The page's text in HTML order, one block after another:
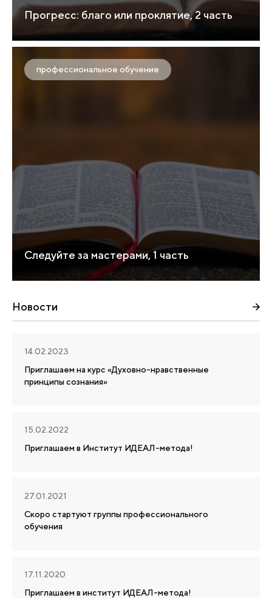
Прогресс: благо или проклятие, 2 часть
профессиональное обучение
Следуйте за мастерами, 1 часть
Новости
14.02.2023
Приглашаем на курс «Духовно-нравственные
принципы сознания»
15.02.2022
Приглашаем в Институт ИДЕАЛ-метода!
27.01.2021
Скоро стартуют группы профессионального
обучения
17.11.2020
Приглашаем в институт ИДЕАЛ-метода!